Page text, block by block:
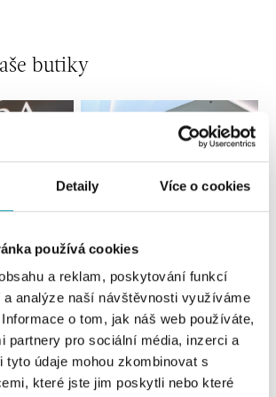
Detaily Více o cookies
používá cookies
a reklam, poskytování funkcí
analýze naší návštěvnosti využíváme
o tom, jak náš web používáte,
partnery pro sociální média, inzerci a
tyto údaje mohou zkombinovat s
které jste jim poskytli nebo které
butiky
Slovensko
Eurovea, Bratislava
09 Bratislava
071